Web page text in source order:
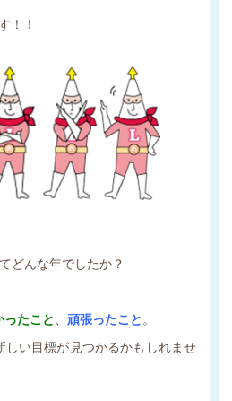
！！
どんな年でしたか？
ったこと 頑張ったこと 。
い目標が見つかるかもしれませ